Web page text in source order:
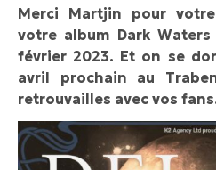
Merci Martjin pour
votre album Dark
février 2023. Et on se
avril prochain au
retrouvailles avec vos